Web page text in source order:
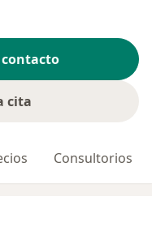
cita
Consultorios